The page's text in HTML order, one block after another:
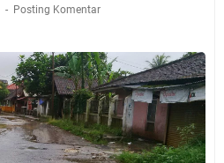
Posting Komentar